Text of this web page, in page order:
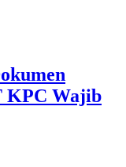
KPC Wajib